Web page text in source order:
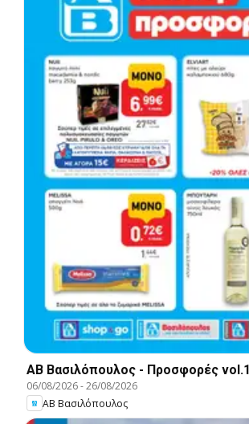
ΑΒ Βασιλόπουλος - Προσφορές vol.1
06/08/2026-26/08/2026
ΑΒ Βασιλόπουλος